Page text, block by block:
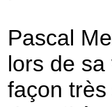
Pascal
lors de
façon